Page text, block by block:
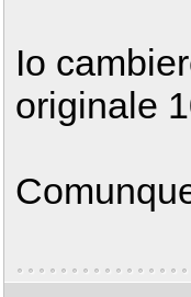
Io
originale